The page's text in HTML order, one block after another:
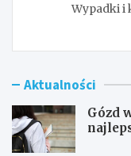
Wypadki i
Aktualności
Gózd